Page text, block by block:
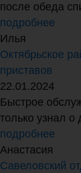
после обеда
подробнее
Илья
Октябрьское
приставов
22.01.2024
Быстрое
только узнал
подробнее
Анастасия
Савеловский